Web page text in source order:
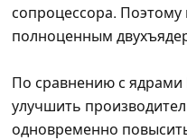
сопроцессора. Поэтому
полноценным
По сравнению с ядрами
улучшить
одновременно